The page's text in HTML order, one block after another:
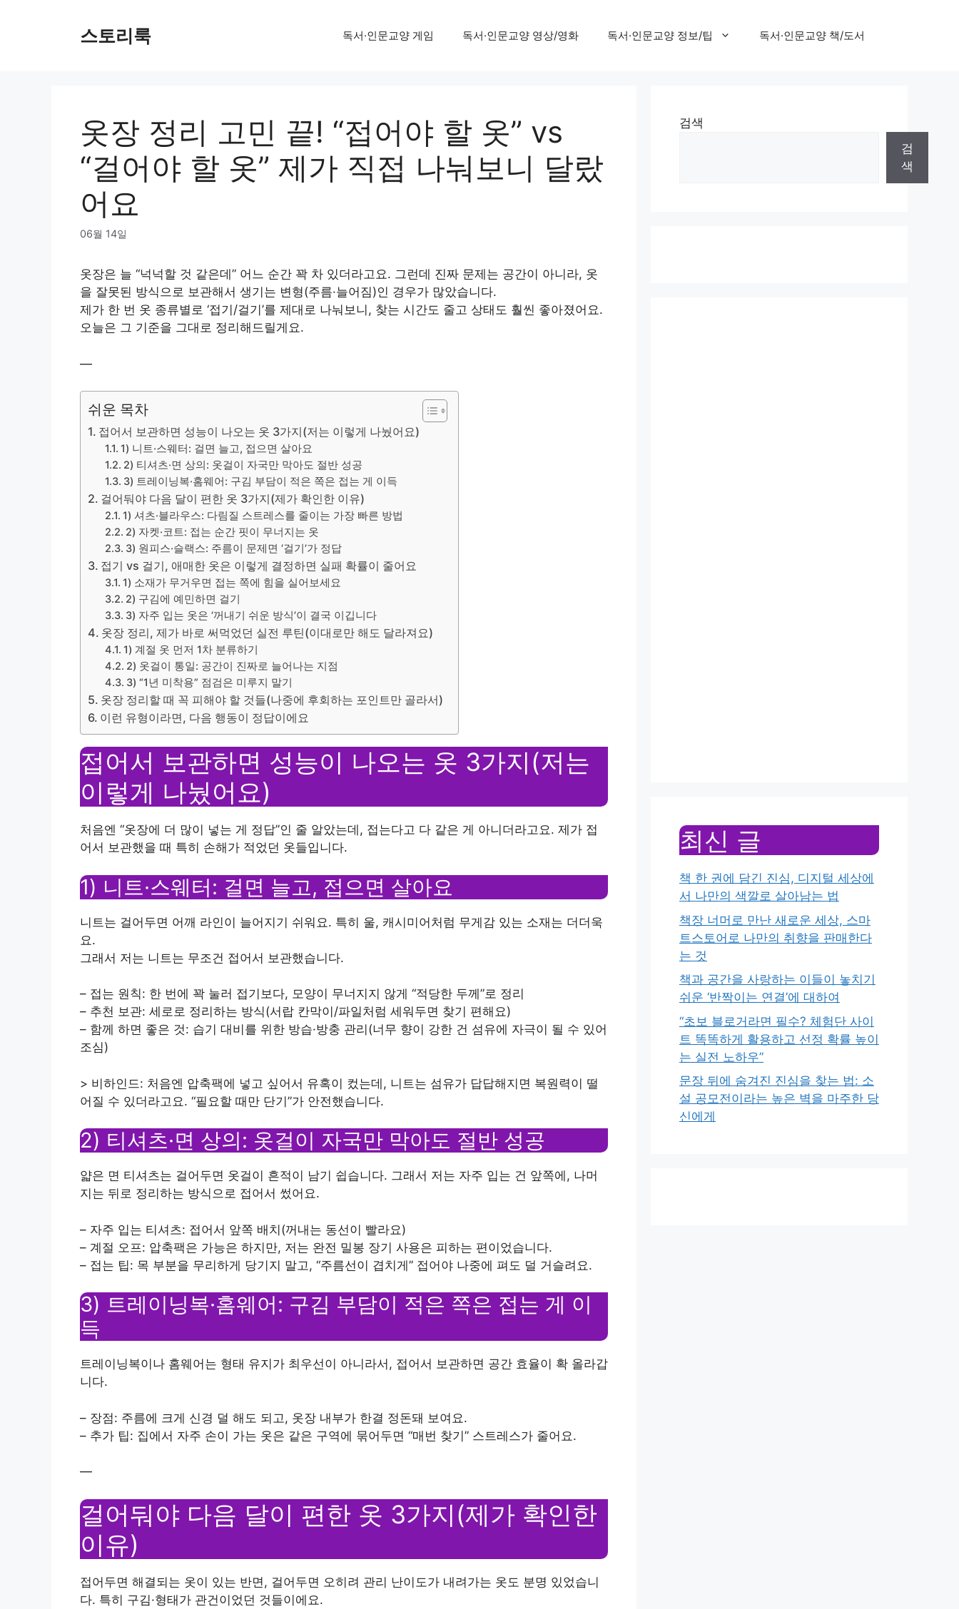
스토리룩 독서·인문교양 게임 독서·인문교양 영상/영화 독서·인문교양 정보/팁 독서·인문교양 책/도서
옷장 정리 고민 끝! “접어야 할 옷” vs
“걸어야 할 옷” 제가 직접 나눠보니 달랐
어요
06월 14일
옷장은 늘 “넉넉할 것 같은데” 어느 순간 꽉 차 있더라고요. 그런데 진짜 문제는 공간이 아니라, 옷
을 잘못된 방식으로 보관해서 생기는 변형(주름·늘어짐)인 경우가 많았습니다.
제가 한 번 옷 종류별로 ‘접기/걸기’를 제대로 나눠보니, 찾는 시간도 줄고 상태도 훨씬 좋아졌어요.
오늘은 그 기준을 그대로 정리해드릴게요.
—
쉬운 목차
접어서 보관하면 성능이 나오는 옷 3가지(저는 이렇게 나눴어요)
1) 니트·스웨터: 걸면 늘고, 접으면 살아요
2) 티셔츠·면 상의: 옷걸이 자국만 막아도 절반 성공
3) 트레이닝복·홈웨어: 구김 부담이 적은 쪽은 접는 게 이득
걸어둬야 다음 달이 편한 옷 3가지(제가 확인한 이유)
1) 셔츠·블라우스: 다림질 스트레스를 줄이는 가장 빠른 방법
2) 자켓·코트: 접는 순간 핏이 무너지는 옷
3) 원피스·슬랙스: 주름이 문제면 ‘걸기’가 정답
접기 vs 걸기, 애매한 옷은 이렇게 결정하면 실패 확률이 줄어요
1) 소재가 무거우면 접는 쪽에 힘을 실어보세요
2) 구김에 예민하면 걸기
3) 자주 입는 옷은 ‘꺼내기 쉬운 방식’이 결국 이깁니다
옷장 정리, 제가 바로 써먹었던 실전 루틴(이대로만 해도 달라져요)
1) 계절 옷 먼저 1차 분류하기
2) 옷걸이 통일: 공간이 진짜로 늘어나는 지점
3) “1년 미착용” 점검은 미루지 말기
옷장 정리할 때 꼭 피해야 할 것들(나중에 후회하는 포인트만 골라서)
이런 유형이라면, 다음 행동이 정답이에요
접어서 보관하면 성능이 나오는 옷 3가지(저는
이렇게 나눴어요)
처음엔 “옷장에 더 많이 넣는 게 정답”인 줄 알았는데, 접는다고 다 같은 게 아니더라고요. 제가 접
어서 보관했을 때 특히 손해가 적었던 옷들입니다.
1) 니트·스웨터: 걸면 늘고, 접으면 살아요
니트는 걸어두면 어깨 라인이 늘어지기 쉬워요. 특히 울, 캐시미어처럼 무게감 있는 소재는 더더욱
요.
그래서 저는 니트는 무조건 접어서 보관했습니다.
– 접는 원칙: 한 번에 꽉 눌러 접기보다, 모양이 무너지지 않게 “적당한 두께”로 정리
– 추천 보관: 세로로 정리하는 방식(서랍 칸막이/파일처럼 세워두면 찾기 편해요)
– 함께 하면 좋은 것: 습기 대비를 위한 방습·방충 관리(너무 향이 강한 건 섬유에 자극이 될 수 있어
조심)
> 비하인드: 처음엔 압축팩에 넣고 싶어서 유혹이 컸는데, 니트는 섬유가 답답해지면 복원력이 떨
어질 수 있더라고요. “필요할 때만 단기”가 안전했습니다.
2) 티셔츠·면 상의: 옷걸이 자국만 막아도 절반 성공
얇은 면 티셔츠는 걸어두면 옷걸이 흔적이 남기 쉽습니다. 그래서 저는 자주 입는 건 앞쪽에, 나머
지는 뒤로 정리하는 방식으로 접어서 썼어요.
– 자주 입는 티셔츠: 접어서 앞쪽 배치(꺼내는 동선이 빨라요)
– 계절 오프: 압축팩은 가능은 하지만, 저는 완전 밀봉 장기 사용은 피하는 편이었습니다.
– 접는 팁: 목 부분을 무리하게 당기지 말고, “주름선이 겹치게” 접어야 나중에 펴도 덜 거슬려요.
3) 트레이닝복·홈웨어: 구김 부담이 적은 쪽은 접는 게 이
득
트레이닝복이나 홈웨어는 형태 유지가 최우선이 아니라서, 접어서 보관하면 공간 효율이 확 올라갑
니다.
– 장점: 주름에 크게 신경 덜 해도 되고, 옷장 내부가 한결 정돈돼 보여요.
– 추가 팁: 집에서 자주 손이 가는 옷은 같은 구역에 묶어두면 “매번 찾기” 스트레스가 줄어요.
—
걸어둬야 다음 달이 편한 옷 3가지(제가 확인한
이유)
접어두면 해결되는 옷이 있는 반면, 걸어두면 오히려 관리 난이도가 내려가는 옷도 분명 있었습니
다. 특히 구김·형태가 관건이었던 것들이에요.
검색
검
색
최신 글
책 한 권에 담긴 진심, 디지털 세상에
서 나만의 색깔로 살아남는 법
책장 너머로 만난 새로운 세상, 스마
트스토어로 나만의 취향을 판매한다
는 것
책과 공간을 사랑하는 이들이 놓치기
쉬운 ‘반짝이는 연결’에 대하여
“초보 블로거라면 필수? 체험단 사이
트 똑똑하게 활용하고 선정 확률 높이
는 실전 노하우”
문장 뒤에 숨겨진 진심을 찾는 법: 소
설 공모전이라는 높은 벽을 마주한 당
신에게